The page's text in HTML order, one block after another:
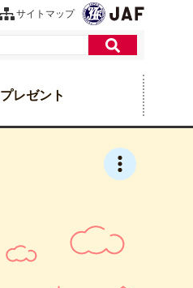
サイトマップ
プレゼント